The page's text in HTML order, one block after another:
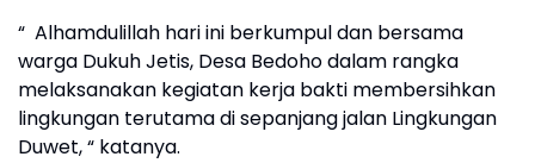
“ Alhamdulillah hari ini berkumpul dan bersama
warga Dukuh Jetis, Desa Bedoho dalam rangka
melaksanakan kegiatan kerja bakti membersihkan
lingkungan terutama di sepanjang jalan Lingkungan
Duwet, “ katanya.